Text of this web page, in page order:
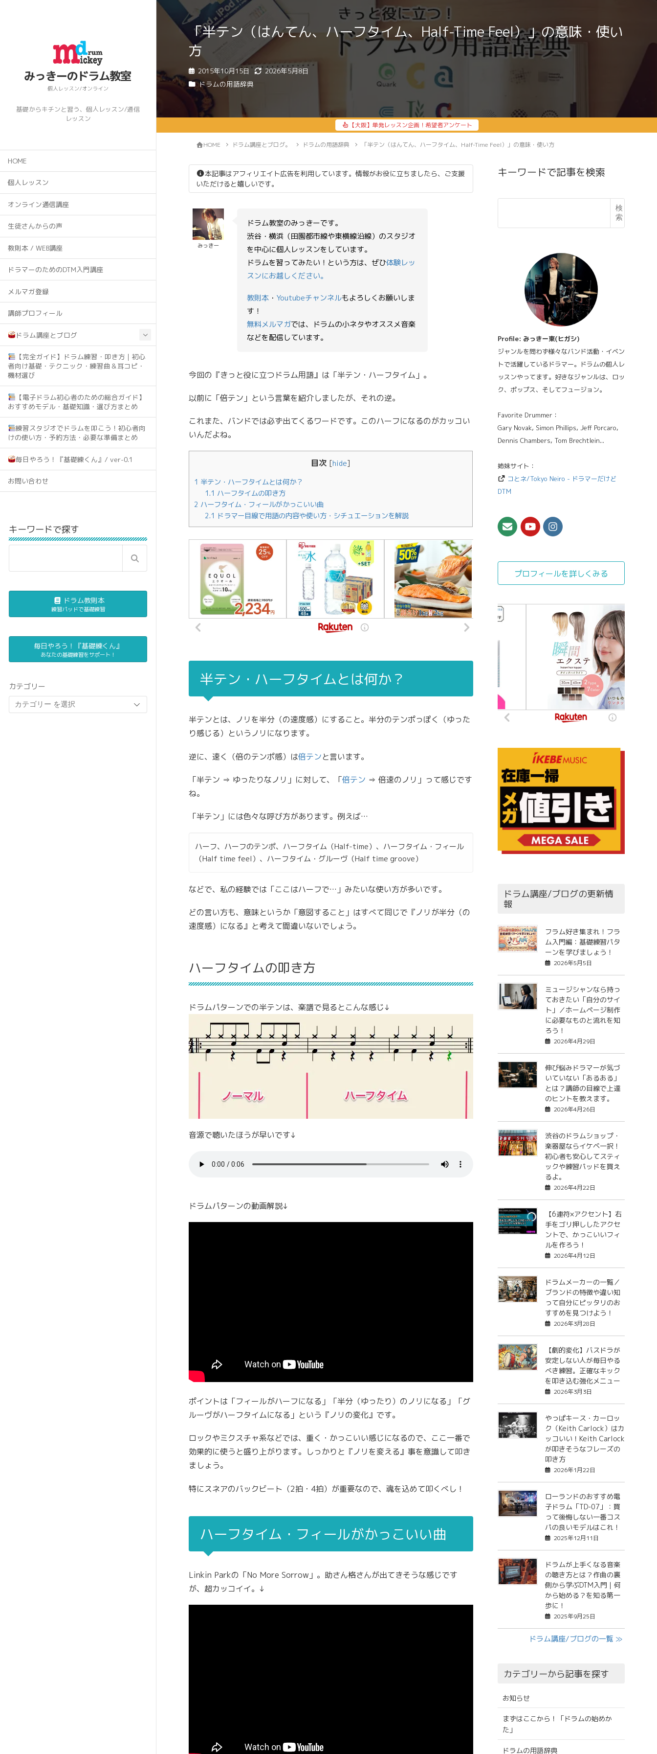
基礎からキチンと習う、個人レッスン/通信
レッスン
HOME
個人レッスン
オンライン通信講座
生徒さんからの声
教則本 / WEB講座
ドラマーのためのDTM入門講座
メルマガ登録
講師プロフィール
ドラム講座とブログ
【完全ガイド】ドラム練習・叩き方｜初心
者向け基礎・テクニック・練習曲＆耳コピ・
機材選び
【電子ドラム初心者のための総合ガイド】
おすすめモデル・基礎知識・選び方まとめ
練習スタジオでドラムを叩こう！初心者向
けの使い方・予約方法・必要な準備まとめ
毎日やろう！『基礎練くん』/ ver-0.1
お問い合わせ
キーワードで探す
ドラム教則本
練習パッドで基礎練習
毎日やろう！『基礎練くん』
あなたの基礎練習をサポート！
カテゴリー
「半テン（はんてん、ハーフタイム、Half-Time Feel）」の意味・使い
方
2015年10月15日
2026年5月8日
ドラムの用語辞典
【大阪】単発レッスン企画！希望者アンケート
HOME ドラム講座とブログ。 ドラムの用語辞典 「半テン（はんてん、ハーフタイム、Half-Time Feel）」の意味・使い方
本記事はアフィリエイト広告を利用しています。情報がお役に立ちましたら、ご支援
いただけると嬉しいです。
みっきー
ドラム教室のみっきーです。
渋谷・横浜（田園都市線や東横線沿線）のスタジオ
を中心に個人レッスンをしています。
ドラムを習ってみたい！という方は、ぜひ体験レッ
スンにお越しください。
教則本・ Youtubeチャンネルもよろしくお願いしま
す！
無料メルマガでは、ドラムの小ネタやオススメ音楽
などを配信しています。
今回の『きっと役に立つドラム用語』は「半テン・ハーフタイム」。
以前に「倍テン」という言葉を紹介しましたが、それの逆。
これまた、バンドでは必ず出てくるワードです。このハーフになるのがカッコい
いんだよね。
目次 [hide]
1 半テン・ハーフタイムとは何か？
1.1 ハーフタイムの叩き方
2 ハーフタイム・フィールがかっこいい曲
2.1 ドラマー目線で用語の内容や使い方・シチュエーションを解説
半テン・ハーフタイムとは何か？
半テンとは、ノリを半分（の速度感）にすること。半分のテンポっぽく（ゆった
り感じる）というノリになります。
逆に、速く（倍のテンポ感）は倍テンと言います。
「半テン ⇒ ゆったりなノリ」に対して、「倍テン ⇒ 倍速のノリ」って感じです
ね。
「半テン」には色々な呼び方があります。例えば…
ハーフ、ハーフのテンポ、ハーフタイム（Half-time）、ハーフタイム・フィール
（Half time feel）、ハーフタイム・グルーヴ（Half time groove）
などで、私の経験では「ここはハーフで…」みたいな使い方が多いです。
どの言い方も、意味というか「意図すること」はすべて同じで『ノリが半分（の
速度感）になる』と考えて間違いないでしょう。
ハーフタイムの叩き方
ドラムパターンでの半テンは、楽譜で見るとこんな感じ↓
音源で聴いたほうが早いです↓
ドラムパターンの動画解説↓
ポイントは「フィールがハーフになる」「半分（ゆったり）のノリになる」「グ
ルーヴがハーフタイムになる」という『ノリの変化』です。
ロックやミクスチャ系などでは、重く・かっこいい感じになるので、ここ一番で
効果的に使うと盛り上がります。しっかりと『ノリを変える』事を意識して叩き
ましょう。
特にスネアのバックビート（2拍・4拍）が重要なので、魂を込めて叩くべし！
ハーフタイム・フィールがかっこいい曲
Linkin Parkの「No More Sorrow」。助さん格さんが出てきそうな感じです
が、超カッコイイ。↓
キーワードで記事を検索
検
索
Profile: みっきー東(ヒガシ)
ジャンルを問わず様々なバンド活動・イベン
トで活躍しているドラマー。ドラムの個人レ
ッスンやってます。好きなジャンルは、ロッ
ク、ポップス、そしてフュージョン。
Favorite Drummer：
Gary Novak, Simon Phillips, Jeff Porcaro,
Dennis Chambers, Tom Brechtlein...
姉妹サイト：
コとネ/Tokyo Neiro - ドラマーだけど
DTM
プロフィールを詳しくみる
ドラム講座/ブログの更新情
報
フラム好き集まれ！フラ
ム入門編：基礎練習パタ
ーンを学びましょう！
2026年5月5日
ミュージシャンなら持っ
ておきたい「自分のサイ
ト」／ホームページ制作
に必要なものと流れを知
ろう！
2026年4月29日
伸び悩みドラマーが気づ
いていない「あるある」
とは？講師の目線で上達
のヒントを教えます。
2026年4月26日
渋谷のドラムショップ・
楽器屋ならイケベ一択！
初心者も安心してスティ
ックや練習パッドを買え
るよ。
2026年4月22日
【6連符×アクセント】右
手をゴリ押ししたアクセ
ントで、かっこいいフィ
ルを作ろう！
2026年4月12日
ドラムメーカーの一覧／
ブランドの特徴や違い知
って自分にピッタリのお
すすめを見つけよう！
2026年3月28日
【劇的変化】バスドラが
安定しない人が毎日やる
べき練習。正確なキック
を叩き込む強化メニュー
2026年3月3日
やっぱキース・カーロッ
ク（Keith Carlock）はカ
ッコいい！Keith Carlock
が叩きそうなフレーズの
叩き方
2026年1月22日
ローランドのおすすめ電
子ドラム「TD-07」：買
って後悔しない一番コス
パの良いモデルはこれ！
2025年12月11日
ドラムが上手くなる音楽
の聴き方とは？作曲の裏
側から学ぶDTM入門｜何
から始める？を知る第一
歩に！
2025年9月25日
ドラム講座/ブログの一覧 ≫
カテゴリーから記事を探す
お知らせ
まずはここから！「ドラムの始めか
た」
ドラムの用語辞典